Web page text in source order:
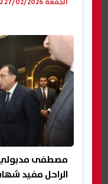
مصطفى مدبولي
الراحل مفيد